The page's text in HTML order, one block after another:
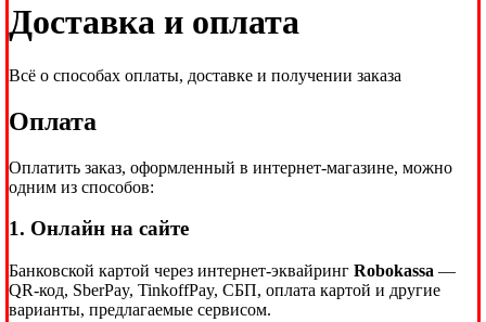
Доставка и оплата
Всё о способах оплаты, доставке и получении заказа
Оплата
Оплатить заказ, оформленный в интернет-магазине, можно
одним из способов:
1. Онлайн на сайте
Банковской картой через интернет-эквайринг Robokassa —
QR-код, SberPay, TinkoffPay, СБП, оплата картой и другие
варианты, предлагаемые сервисом.